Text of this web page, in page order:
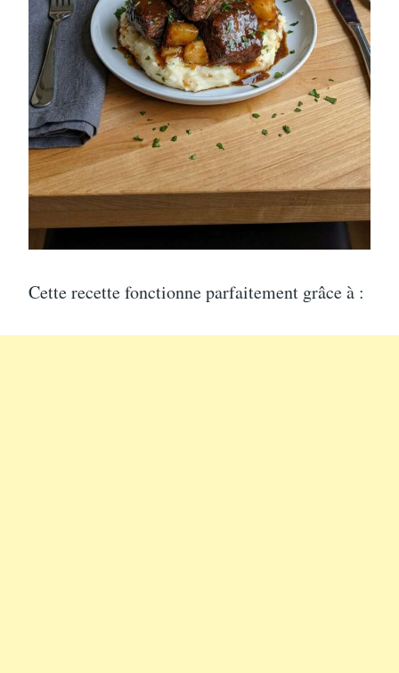
Cette recette fonctionne parfaitement grâce à :